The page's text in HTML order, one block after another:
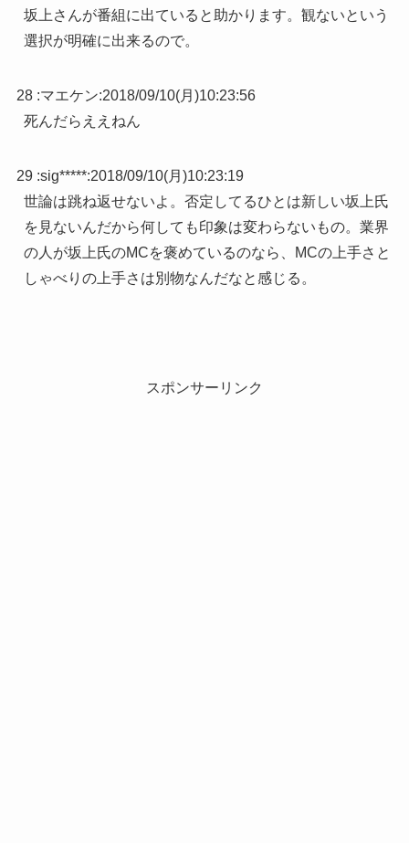
坂上さんが番組に出ていると助かります。観ないという
選択が明確に出来るので。
28 :マエケン:2018/09/10(月)10:23:56
死んだらええねん
29 :sig*****:2018/09/10(月)10:23:19
世論は跳ね返せないよ。否定してるひとは新しい坂上氏
を見ないんだから何しても印象は変わらないもの。業界
の人が坂上氏のMCを褒めているのなら、MCの上手さと
しゃべりの上手さは別物なんだなと感じる。
スポンサーリンク